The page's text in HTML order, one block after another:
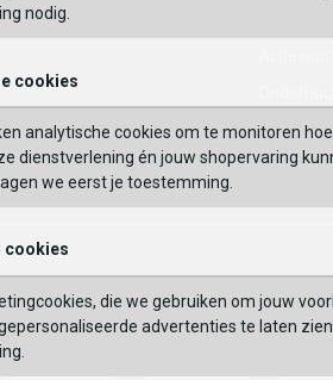
Maattabel
Contact
nodig.
cookies
analytische cookies om te monitoren
dienstverlening én jouw shopervaring
we eerst je toestemming.
cookies
die we gebruiken om jouw
advertenties te laten